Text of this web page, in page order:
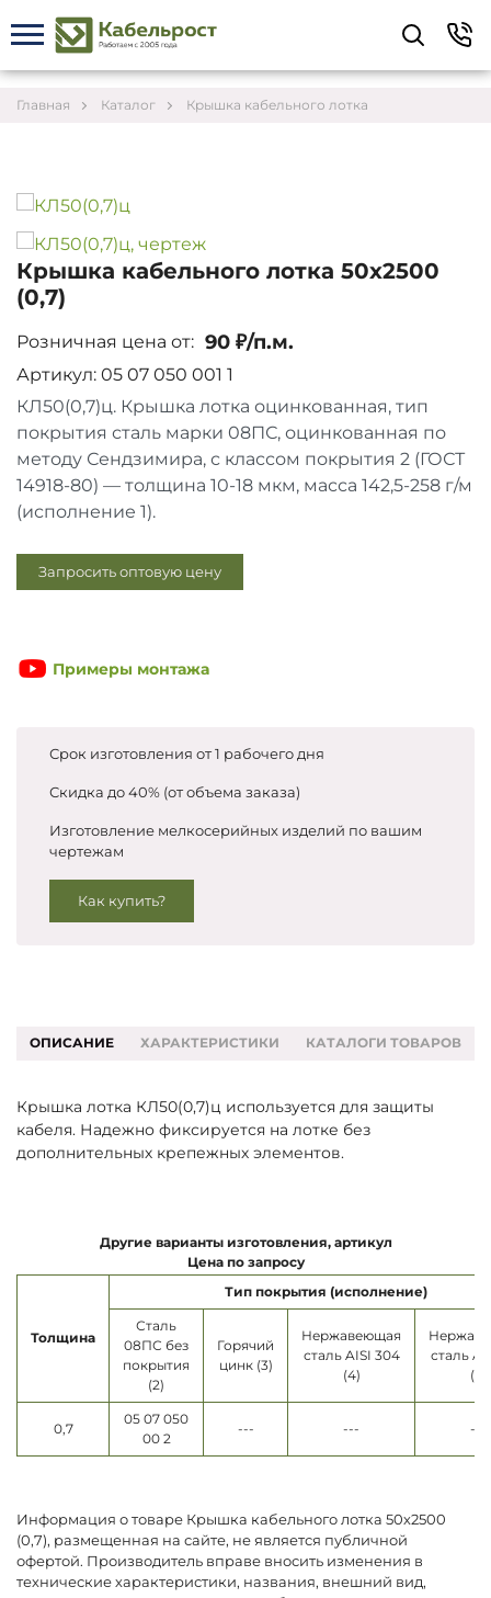
Главная Каталог Крышка кабельного лотка
Крышка кабельного лотка 50х2500
(0,7)
Розничная цена от: 90 ₽/п.м.
Артикул: 05 07 050 001 1
КЛ50(0,7)ц. Крышка лотка оцинкованная, тип
покрытия сталь марки 08ПС, оцинкованная по
методу Сендзимира, с классом покрытия 2 (ГОСТ
14918-80) — толщина 10-18 мкм, масса 142,5-258 г/м
(исполнение 1).
Запросить оптовую цену
Примеры монтажа
Срок изготовления от 1 рабочего дня
Скидка до 40% (от объема заказа)
Изготовление мелкосерийных изделий по вашим
чертежам
Как купить?
ОПИСАНИЕ ХАРАКТЕРИСТИКИ КАТАЛОГИ ТОВАРОВ
Крышка лотка КЛ50(0,7)ц используется для защиты
кабеля. Надежно фиксируется на лотке без
дополнительных крепежных элементов.
Другие варианты изготовления, артикул
Цена по запросу
Толщина
Тип покрытия (исполнение)
Сталь
08ПС без
покрытия
(2)
Горячий
цинк (3)
Нержавеющая
сталь AISI 304
(4)
сталь
(5)
0,7
05 07 050
00 2
--- --- ---
Информация о товаре Крышка кабельного лотка 50х2500
(0,7), размещенная на сайте, не является публичной
офертой. Производитель вправе вносить изменения в
технические характеристики, названия, внешний вид,
Укажите контакты для связи и требования к
заказу – предложим лучшие варианты по цене,
согласуем сроки и подберём доставку.
Соглашаюсь на обработку персональных данных